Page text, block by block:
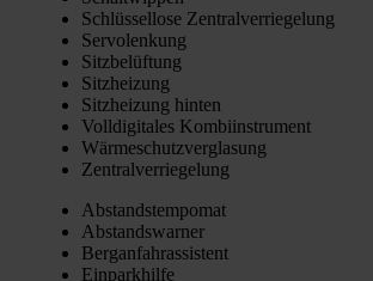
Schlüs­sel­lo­se Zen­tral­ver­rie­ge­lung
Ser­vo­len­kung
Sitz­be­lüf­tung
Sitz­hei­zung
Sitz­hei­zung hin­ten
Voll­di­gi­ta­les Kom­bi­in­stru­ment
Wär­me­schutz­ver­gla­sung
Zen­tral­ver­rie­ge­lung
Abstands­tem­po­mat
Abstands­war­ner
Berg­an­fahr­as­sis­tent
Ein­park­hil­fe